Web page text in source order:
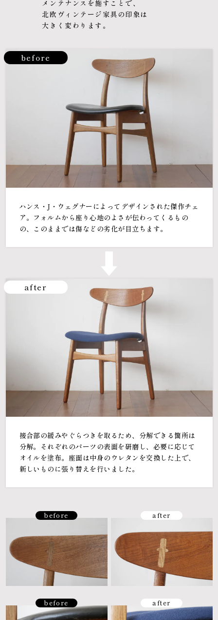
メンテナンスを施すことで、
北欧ヴィンテージ家具の印象は
大きく変わります。
before
ハンス・J・ウェグナーによってデザインされた傑作チェ
ア。フォルムから座り心地のよさが伝わってくるもの
の、このままでは傷などの劣化が目立ちます。
after
接合部の緩みやぐらつきを取るため、分解できる箇所は
分解。それぞれのパーツの表面を研磨し、必要に応じて
オイルを塗布。座面は中身のウレタンを交換した上で、
新しいものに張り替えを行いました。
before after
before after